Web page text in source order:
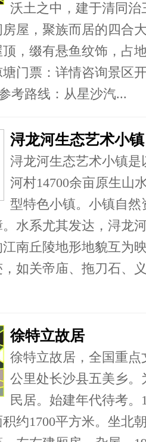
沃土之中，建于清同治
屋，聚族而居的四合
，缀有悬鱼纹饰，占
门票：详情咨询景区
考路线：从星沙汽...
浔龙河生态艺术小镇
浔龙河生态艺术小镇
河村14700余亩原生山
型特色小镇。小镇自
水系尤其发达，浔龙
南丘陵地形地貌互为
如关帝庙、拖刀石、
徐特立故居
徐特立故居，全国重
公里处长沙县五美乡
民居。始建年代待考
约1700平方米。坐北